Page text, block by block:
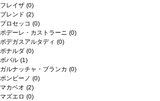
フレイザ (0)
ブレンド (2)
プロセッコ (0)
ポデーレ・カストラーニ (0)
ボデガスアルタディ (0)
ボナルダ (0)
ボバル (1)
ガルナッチャ・ブランカ (0)
ボンビーノ (0)
マカベオ (2)
マズエロ (0)